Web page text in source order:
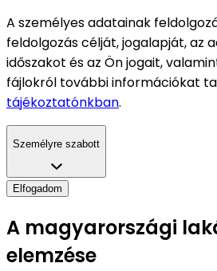
A személyes adatainak
feldolgozás célját, jogalapját, az
időszakot és az Ön jogait,
fájlokról további információkat
tájékoztatónkban.
Személyre szabott
Elfogadom
A magyarországi
elemzése